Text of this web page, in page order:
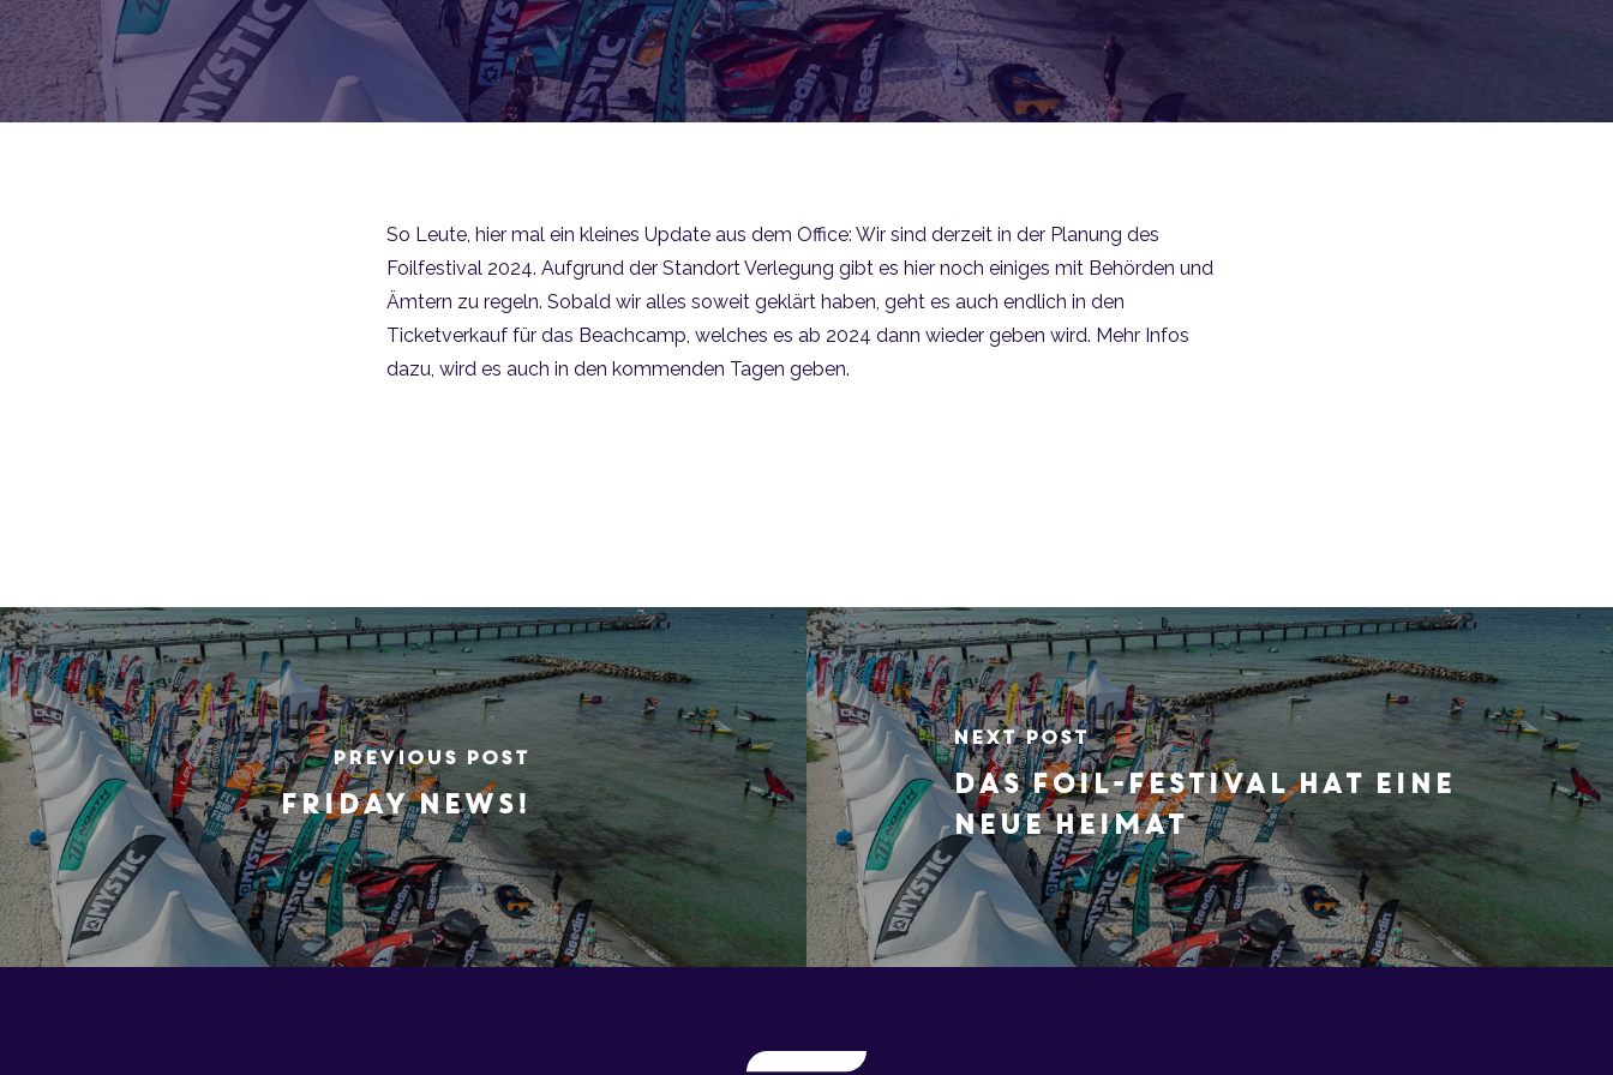
So Leute, hier mal ein kleines Update aus dem Office: Wir sind derzeit in der Planung des
Foilfestival 2024. Aufgrund der Standort Verlegung gibt es hier noch einiges mit Behörden und
Ämtern zu regeln. Sobald wir alles soweit geklärt haben, geht es auch endlich in den
Ticketverkauf für das Beachcamp, welches es ab 2024 dann wieder geben wird. Mehr Infos
dazu, wird es auch in den kommenden Tagen geben.
Previous Post
FRIDAY NEWS!
Next Post
Das Foil-Festival hat eine
neue Heimat